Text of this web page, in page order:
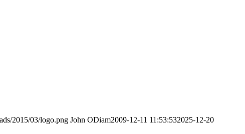
2015/03/logo.png John ODiam2009-12-11 11:53:532025-12-20